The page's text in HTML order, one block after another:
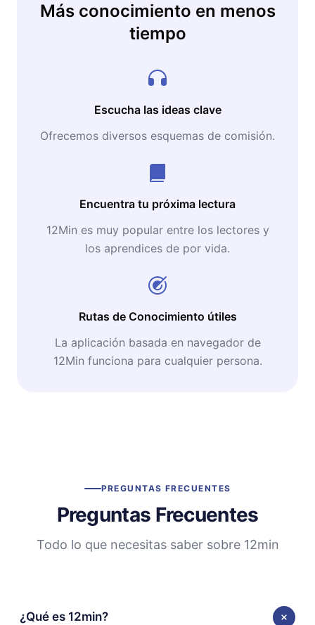
Más conocimiento en menos
tiempo
Escucha las ideas clave
Ofrecemos diversos esquemas de comisión.
Encuentra tu próxima lectura
12Min es muy popular entre los lectores y
los aprendices de por vida.
Rutas de Conocimiento útiles
La aplicación basada en navegador de
12Min funciona para cualquier persona.
PREGUNTAS FRECUENTES
Preguntas Frecuentes
Todo lo que necesitas saber sobre 12min
¿Qué es 12min?